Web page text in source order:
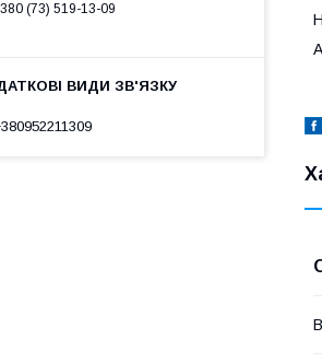
(73) 519-13-09